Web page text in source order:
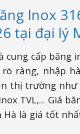
Inox
tại đại lý
cung cấp băng
rõ ràng, nhập
thị trường như
TVL,... Giá
Hà là giá tốt